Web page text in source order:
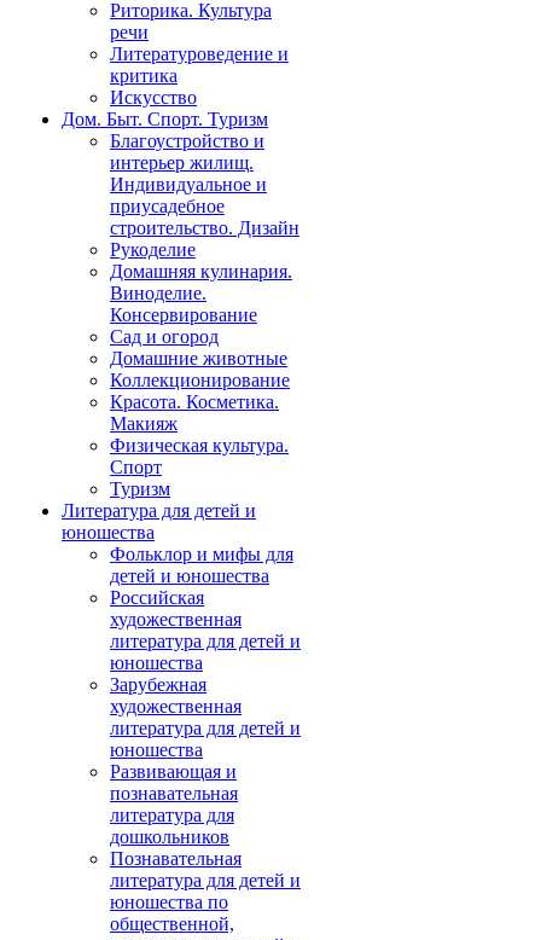
Риторика. Культура
речи
Литературоведение и
критика
Искусство
Дом. Быт. Спорт. Туризм
Благоустройство и
интерьер жилищ.
Индивидуальное и
приусадебное
строительство. Дизайн
Рукоделие
Домашняя кулинария.
Виноделие.
Консервирование
Сад и огород
Домашние животные
Коллекционирование
Красота. Косметика.
Макияж
Физическая культура.
Спорт
Туризм
Литература для детей и
юношества
Фольклор и мифы для
детей и юношества
Российская
художественная
литература для детей и
юношества
Зарубежная
художественная
литература для детей и
юношества
Развивающая и
познавательная
литература для
дошкольников
Познавательная
литература для детей и
юношества по
общественной,